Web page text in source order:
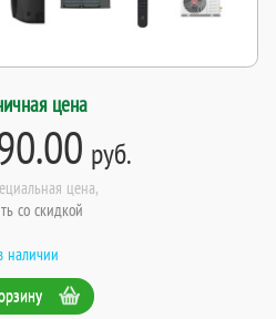
цена
руб.
цена,
со скидкой
наличии